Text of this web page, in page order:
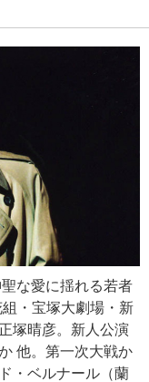
な愛に揺れる若者
・宝塚大劇場・新
塚晴彦。新人公演
他。第一次大戦か
・ベルナール（蘭